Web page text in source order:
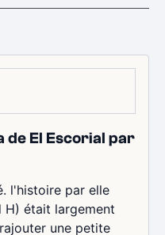
de El Escorial par
l'histoire par elle
H) était largement
une petite